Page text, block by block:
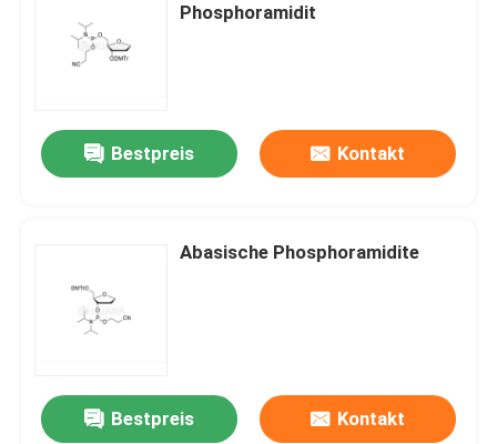
Phosphoramidit
Bestpreis Kontakt
Abasische Phosphoramidite
Bestpreis Kontakt